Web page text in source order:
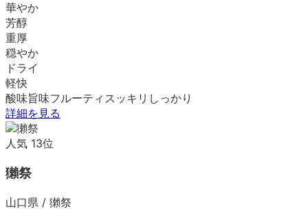
華やか
芳醇
重厚
穏やか
ドライ
軽快
酸味旨味フルーティ スッキリ しっかり
詳細を見る
人気 13位
獺祭
山口県 / 獺祭